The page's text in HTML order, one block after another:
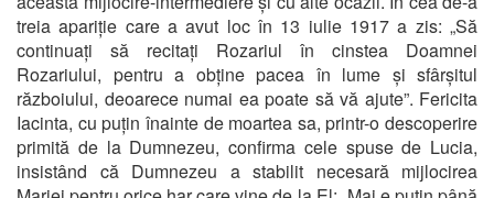
treia apariție care a avut loc în 13 iulie 1917 a zis: „Să
continuați să recitați Rozariul în cinstea Doamnei
Rozariului, pentru a obține pacea în lume și sfârșitul
războiului, deoarece numai ea poate să vă ajute”. Fericita
Iacinta, cu puțin înainte de moartea sa, printr-o descoperire
primită de la Dumnezeu, confirma cele spuse de Lucia,
insistând că Dumnezeu a stabilit necesară mijlocirea